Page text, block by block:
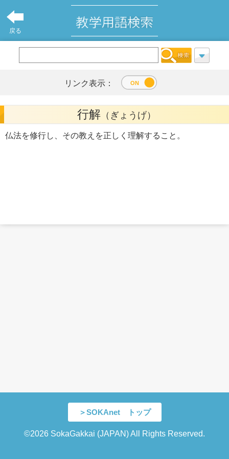
戻る
リンク表示：
行解 （ぎょうげ）
仏法を修行し、その教えを正しく理解すること。
＞SOKAnet トップ
©2026 SokaGakkai (JAPAN) All Rights Reserved.